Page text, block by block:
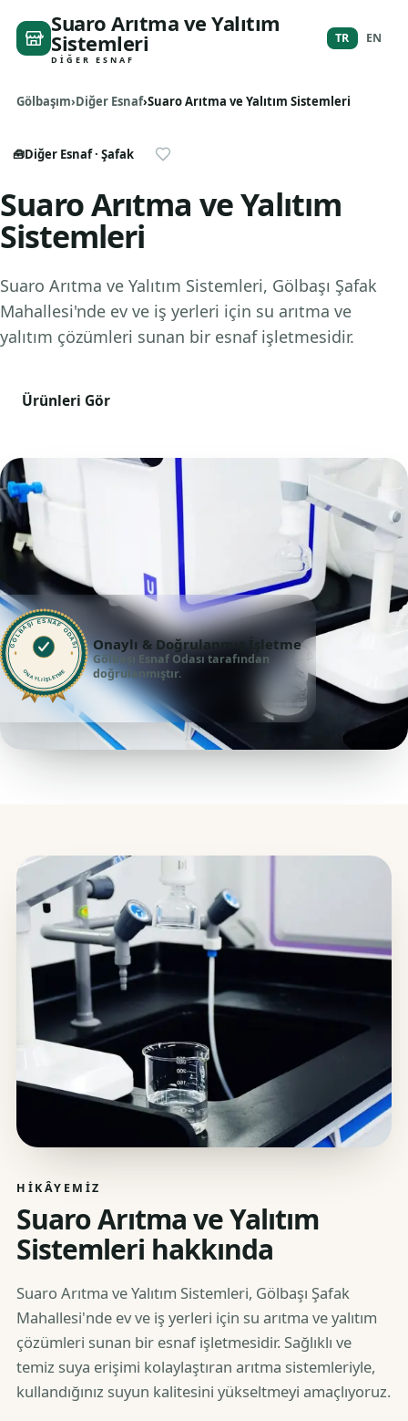
Suaro Arıtma ve Yalıtım
Sistemleri
DIĞER ESNAF
TR EN
Gölbaşım Diğer Esnaf Suaro Arıtma ve Yalıtım Sistemleri
🧰Diğer Esnaf· Şafak
Suaro Arıtma ve Yalıtım
Sistemleri
Suaro Arıtma ve Yalıtım Sistemleri, Gölbaşı Şafak
Mahallesi'nde ev ve iş yerleri için su arıtma ve
yalıtım çözümleri sunan bir esnaf işletmesidir.
Ürünleri Gör
GÖLBAŞI ESNAF ODASI
ONAYLI İŞLETME
Onaylı & Doğrulanmış İşletme
Gölbaşı Esnaf Odası tarafından
doğrulanmıştır.
HIKÂYEMIZ
Suaro Arıtma ve Yalıtım
Sistemleri hakkında
Suaro Arıtma ve Yalıtım Sistemleri, Gölbaşı Şafak
Mahallesi'nde ev ve iş yerleri için su arıtma ve yalıtım
çözümleri sunan bir esnaf işletmesidir. Sağlıklı ve
temiz suya erişimi kolaylaştıran arıtma sistemleriyle,
kullandığınız suyun kalitesini yükseltmeyi amaçlıyoruz.